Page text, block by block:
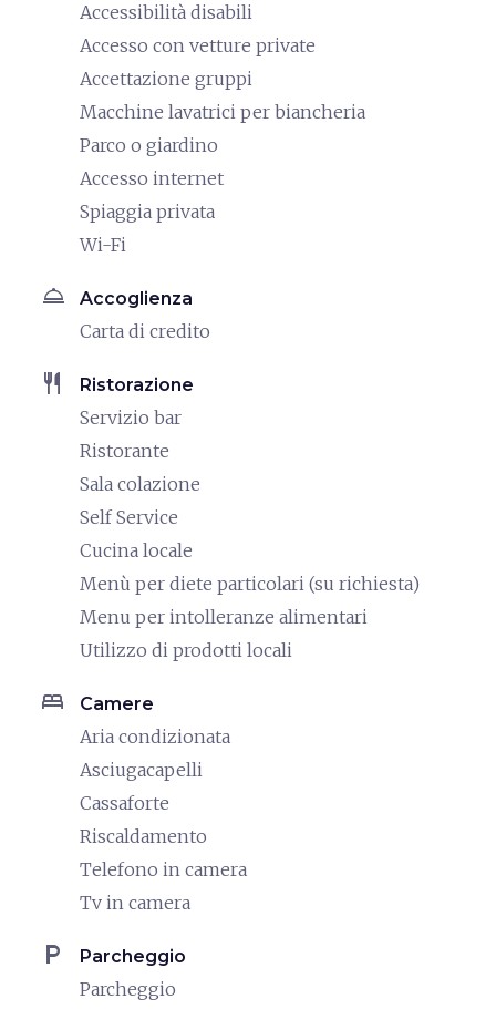
Accessibilità disabili
Accesso con vetture private
Accettazione gruppi
Macchine lavatrici per biancheria
Parco o giardino
Accesso internet
Spiaggia privata
Wi-Fi
room_service Accoglienza
Carta di credito
restaurant Ristorazione
Servizio bar
Ristorante
Sala colazione
Self Service
Cucina locale
Menù per diete particolari (su richiesta)
Menu per intolleranze alimentari
Utilizzo di prodotti locali
bed Camere
Aria condizionata
Asciugacapelli
Cassaforte
Riscaldamento
Telefono in camera
Tv in camera
local_parking Parcheggio
Parcheggio